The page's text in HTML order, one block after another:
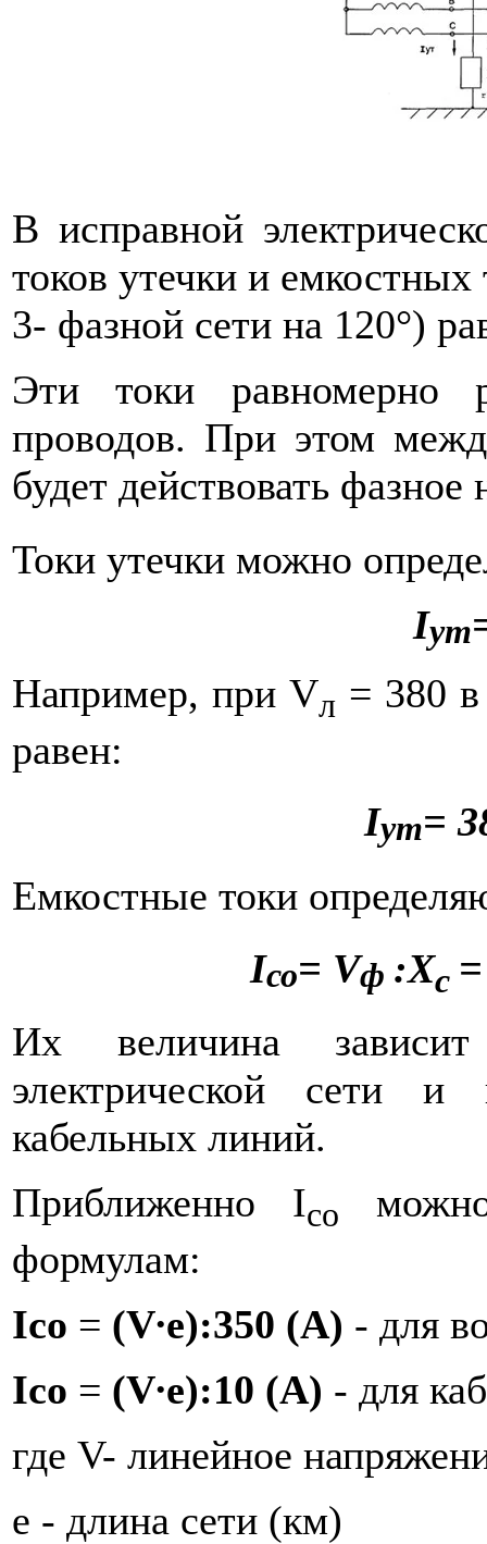
В исправной
токов утечки и емкостных
3- фазной сети на 120°)
Эти токи равномерно
проводов. При этом
будет действовать
Токи утечки можно
Iут
Например, при Vл = 380
равен:
Iут=
Емкостные токи
Iсо= Vф :Xc
Их величина
электрической сети и
кабельных линий.
Приближенно Iсо
формулам:
Ico = (V∙e):350 (A) - для
Ico = (V∙e):10 (A) - для
где V- линейное
е - длина сети (км)